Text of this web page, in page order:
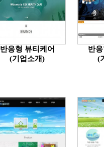
반응형 뷰티케어
(기업소개)
반
(